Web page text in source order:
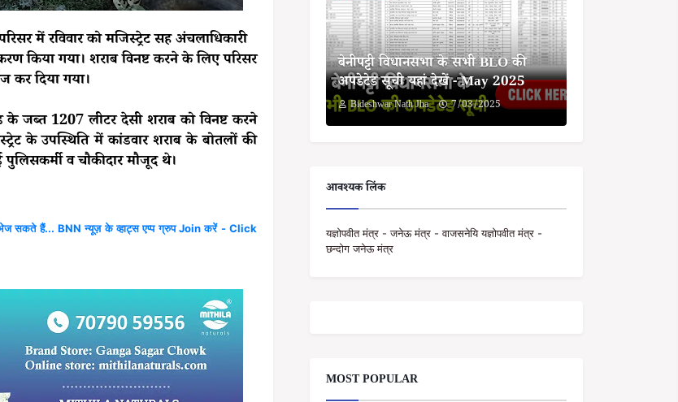
में रविवार को मजिस्ट्रेट सह अंचलाधिकारी
किया गया। शराब विनष्ट करने के लिए परिसर
कर दिया गया।
जब्त 1207 लीटर देसी शराब को विनष्ट करने
के उपस्थिति में कांडवार शराब के बोतलों की
व चौकीदार मौजूद थे।
सकते हैं... BNN न्यूज़ के व्हाट्स एप्प ग्रुप Join करें - Click
बेनीपट्टी विधानसभा के सभी BLO की
अपडेटेड सूची यहां देखें - May 2025
Bideshwar Nath Jha 7/03/2025
आवश्यक लिंक
यज्ञोपवीत मंत्र - जनेऊ मंत्र - वाजसनेयि यज्ञोपवीत मंत्र -
छन्दोग जनेऊ मंत्र
MOST POPULAR